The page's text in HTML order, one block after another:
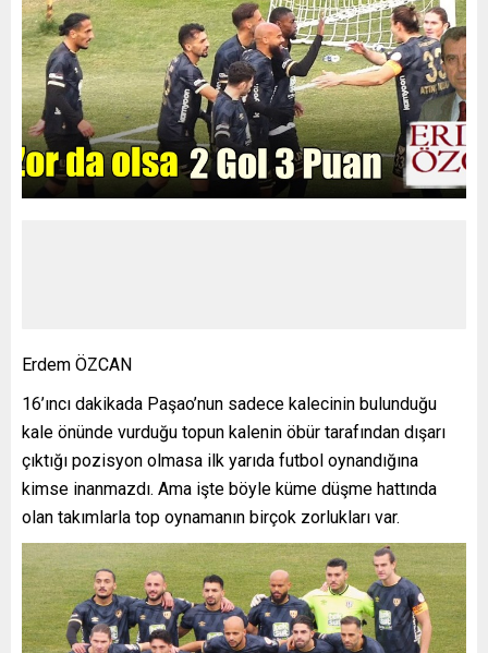
Erdem ÖZCAN
16’ıncı dakikada Paşao’nun sadece kalecinin bulunduğu
kale önünde vurduğu topun kalenin öbür tarafından dışarı
çıktığı pozisyon olmasa ilk yarıda futbol oynandığına
kimse inanmazdı. Ama işte böyle küme düşme hattında
olan takımlarla top oynamanın birçok zorlukları var.